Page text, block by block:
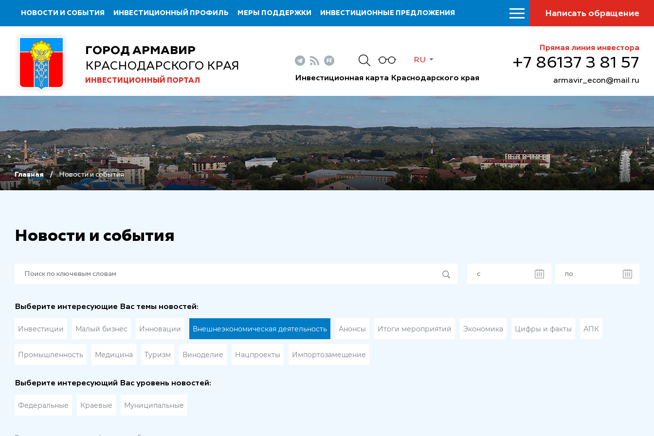
НОВОСТИ И СОБЫТИЯ ИНВЕСТИЦИОННЫЙ ПРОФИЛЬ МЕРЫ ПОДДЕРЖКИ ИНВЕСТИЦИОННЫЕ ПРЕДЛОЖЕНИЯ Написать обращение
ГОРОД АРМАВИР
КРАСНОДАРСКОГО КРАЯ
ИНВЕСТИЦИОННЫЙ ПОРТАЛ
RU
Инвестиционная карта Краснодарского края
Прямая линия инвестора
+7 86137 3 81 57
armavir_econ@mail.ru
Главная Новости и события
Новости и события
Выберите интересующие Вас темы новостей:
Инвестиции Малый бизнес Инновации Внешнеэкономическая деятельность Анонсы Итоги мероприятий Экономика Цифры и факты АПК
Промышленность Медицина Туризм Виноделие Нацпроекты Импортозамещение
Выберите интересующий Вас уровень новостей:
Федеральные Краевые Муниципальные